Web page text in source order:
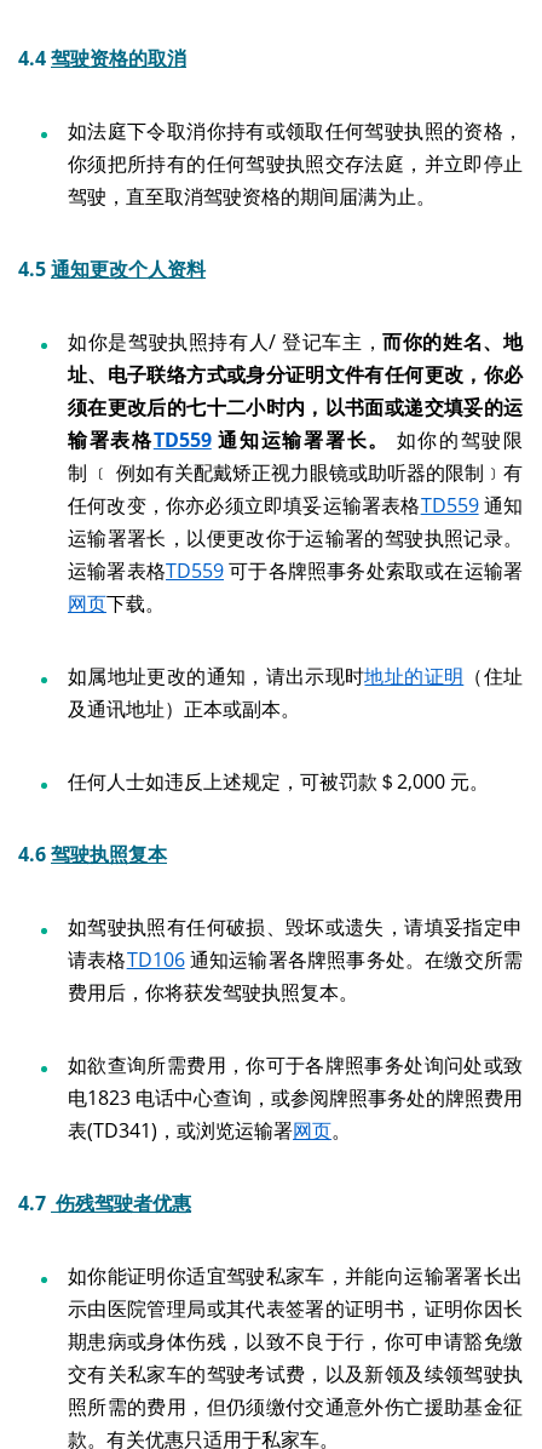
4.4驾驶资格的取消
如法庭下令取消你持有或领取任何驾驶执照的资格，
你须把所持有的任何驾驶执照交存法庭，并立即停止
驾驶，直至取消驾驶资格的期间届满为止。
4.5通知更改个人资料
如你是驾驶执照持有人/ 登记车主，而你的姓名、地
址、电子联络方式或身分证明文件有任何更改，你必
须在更改后的七十二小时内，以书面或递交填妥的运
输署表格TD559通知运输署署长。
如你的驾驶限
制 ﹝ 例如有关配戴矫正视力眼镜或助听器的限制﹞有
任何改变，你亦必须立即填妥运输署表格TD559通知
运输署署长，以便更改你于运输署的驾驶执照记录。
运输署表格TD559可于各牌照事务处索取或在运输署
网页下载。
如属地址更改的通知，请出示现时地址的证明 （住址
及通讯地址）正本或副本。
任何人士如违反上述规定，可被罚款＄2,000 元。
4.6驾驶执照复本
如驾驶执照有任何破损、毁坏或遗失，请填妥指定申
请表格TD106通知运输署各牌照事务处。在缴交所需
费用后，你将获发驾驶执照复本。
如欲查询所需费用，你可于各牌照事务处询问处或致
电1823 电话中心查询，或参阅牌照事务处的牌照费用
表(TD341)，或浏览运输署网页。
4.7 伤残驾驶者优惠
如你能证明你适宜驾驶私家车，并能向运输署署长出
示由医院管理局或其代表签署的证明书，证明你因长
期患病或身体伤残，以致不良于行，你可申请豁免缴
交有关私家车的驾驶考试费，以及新领及续领驾驶执
照所需的费用，但仍须缴付交通意外伤亡援助基金征
款。有关优惠只适用于私家车。